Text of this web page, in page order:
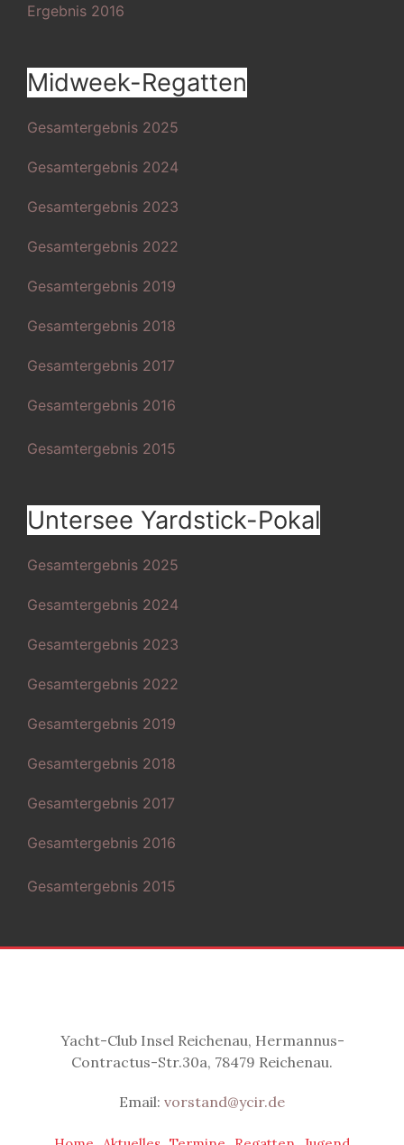
Ergebnis 2016
Midweek-Regatten
Gesamtergebnis 2025
Gesamtergebnis 2024
Gesamtergebnis 2023
Gesamtergebnis 2022
Gesamtergebnis 2019
Gesamtergebnis 2018
Gesamtergebnis 2017
Gesamtergebnis 2016
Gesamtergebnis 2015
Untersee Yardstick-Pokal
Gesamtergebnis 2025
Gesamtergebnis 2024
Gesamtergebnis 2023
Gesamtergebnis 2022
Gesamtergebnis 2019
Gesamtergebnis 2018
Gesamtergebnis 2017
Gesamtergebnis 2016
Gesamtergebnis 2015
Yacht-Club Insel Reichenau, Hermannus-
Contractus-Str.30a, 78479 Reichenau.
Email: vorstand@ycir.de